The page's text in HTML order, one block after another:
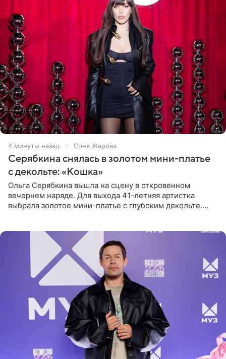
4 минуты назад Соня Жарова
Серябкина снялась в золотом мини-платье
с декольте: «Кошка»
Ольга Серябкина вышла на сцену в откровенном
вечернем наряде. Для выхода 41-летняя артистка
выбрала золотое мини-платье с глубоким декольте.